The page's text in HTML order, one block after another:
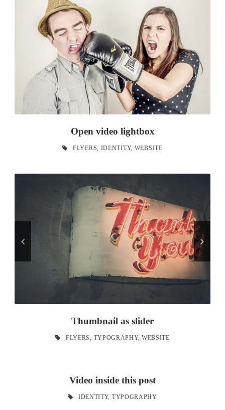
Open video lightbox
FLYERS, IDENTITY, WEBSITE
Thumbnail as slider
FLYERS, TYPOGRAPHY, WEBSITE
Video inside this post
IDENTITY, TYPOGRAPHY